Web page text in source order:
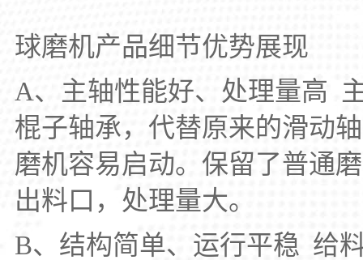
球磨机产品细节优势展现
A、主轴性能好、处理量高
棍子轴承，代替原来的滑动
磨机容易启动。保留了普通
出料口，处理量大。
B、结构简单、运行平稳 给